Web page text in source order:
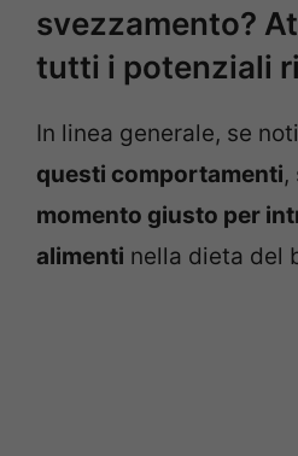
svezzamento?
tutti i potenziali
In linea generale, se
questi comportamenti,
momento giusto per
alimenti nella dieta del